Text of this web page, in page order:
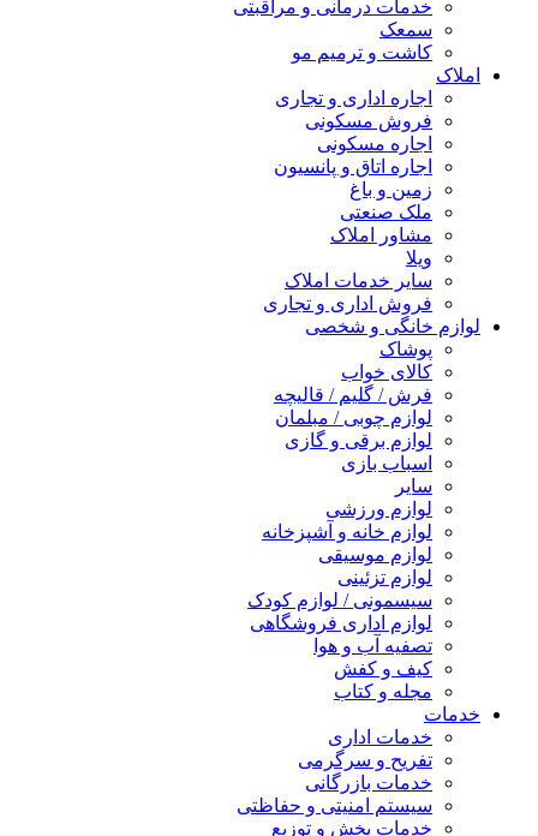
خدمات درمانی و مراقبتی
سمعک
کاشت و ترمیم مو
املاک
اجاره اداری و تجاری
فروش مسکونی
اجاره مسکونی
اجاره اتاق و پانسیون
زمین و باغ
ملک صنعتی
مشاور املاک
ویلا
سایر خدمات املاک
فروش اداری و تجاری
لوازم خانگی و شخصی
پوشاک
کالای خواب
فرش / گلیم / قالیچه
لوازم چوبی / مبلمان
لوازم برقی و گازی
اسباب بازی
سایر
لوازم ورزشی
لوازم خانه و آشپزخانه
لوازم موسیقی
لوازم تزئینی
سیسمونی / لوازم کودک
لوازم اداری فروشگاهی
تصفیه آب و هوا
کیف و کفش
مجله و کتاب
خدمات
خدمات اداری
تفریح و سرگرمی
خدمات بازرگانی
سیستم امنیتی و حفاظتی
خدمات پخش و توزیع